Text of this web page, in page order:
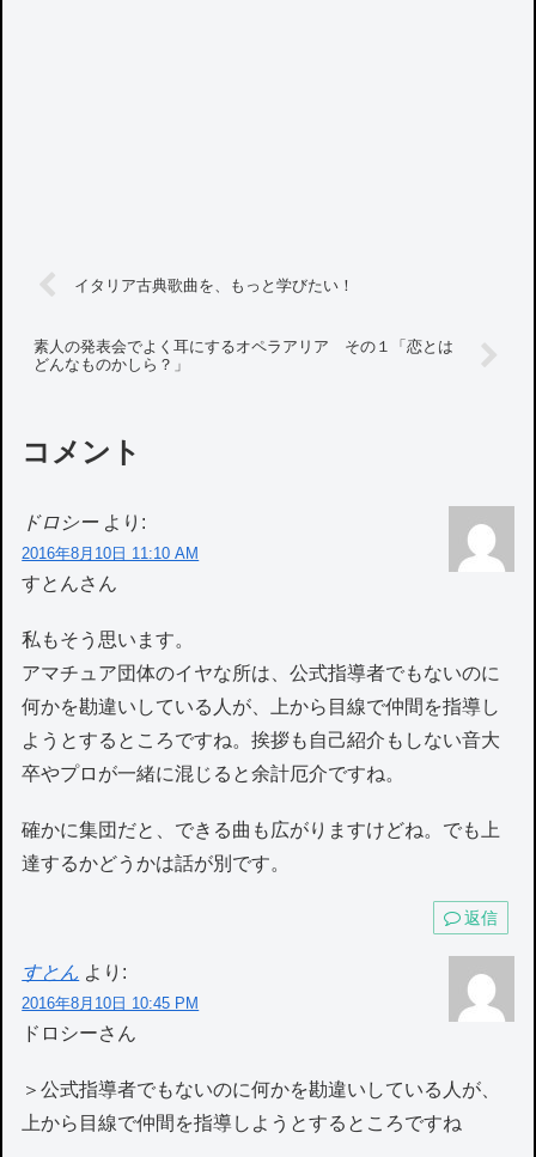
イタリア古典歌曲を、もっと学びたい！
素人の発表会でよく耳にするオペラアリア その１「恋とは
どんなものかしら？」
コメント
ドロシー より:
2016年8月10日 11:10 AM
すとんさん
私もそう思います。
アマチュア団体のイヤな所は、公式指導者でもないのに
何かを勘違いしている人が、上から目線で仲間を指導し
ようとするところですね。挨拶も自己紹介もしない音大
卒やプロが一緒に混じると余計厄介ですね。
確かに集団だと、できる曲も広がりますけどね。でも上
達するかどうかは話が別です。
返信
すとん より:
2016年8月10日 10:45 PM
ドロシーさん
＞公式指導者でもないのに何かを勘違いしている人が、
上から目線で仲間を指導しようとするところですね